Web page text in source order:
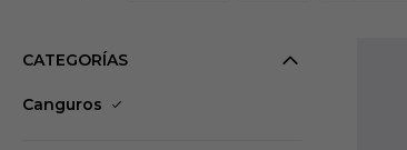
CATEGORÍAS
Canguros